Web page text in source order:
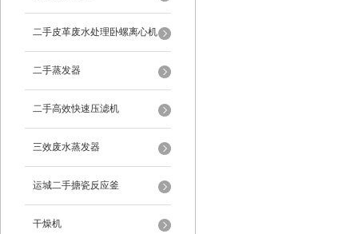
二手皮革废水处理卧螺离心机
二手蒸发器
二手高效快速压滤机
三效废水蒸发器
运城二手搪瓷反应釜
干燥机